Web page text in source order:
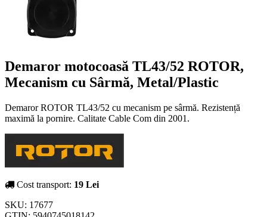
Demaror motocoasă TL43/52 ROTOR,
Mecanism cu Sârmă, Metal/Plastic
Demaror ROTOR TL43/52 cu mecanism pe sârmă. Rezistență
maximă la pornire. Calitate Cable Com din 2001.
Cost transport: 19 Lei
SKU: 17677